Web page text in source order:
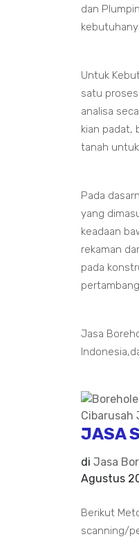
dan
Untuk
satu
analisa
kian padat,
tanah
Pada
yang
keadaan
rekaman
pada
Jasa
JASA
di Jasa
Agustus
Berikut
scanning/